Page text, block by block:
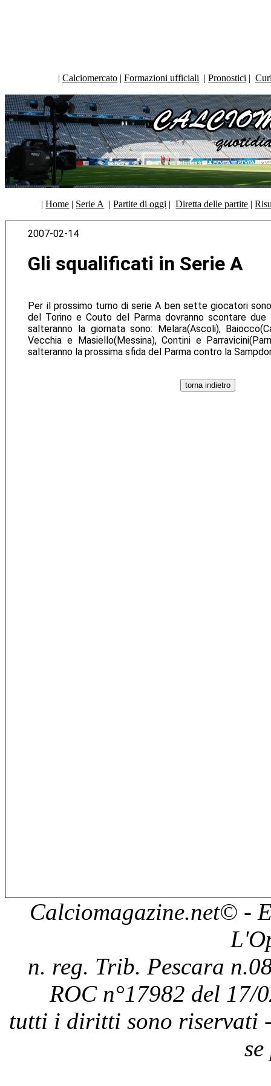
| Calciomercato | Formazioni ufficiali | Pronostici |
|Home | Serie A |Partite di oggi |Diretta delle partite |
2007-02-14
Gli squalificati in Serie A
Per il prossimo turno di serie A ben sette giocatori
del Torino e Couto del Parma dovranno scontare
salteranno la giornata sono: Melara(Ascoli),
Vecchia e Masiello(Messina), Contini e
salteranno la prossima sfida del Parma contro la
Calciomagazine.net© -
n. reg. Trib. Pescara
ROC n°17982 del 17/
tutti i diritti sono riservati